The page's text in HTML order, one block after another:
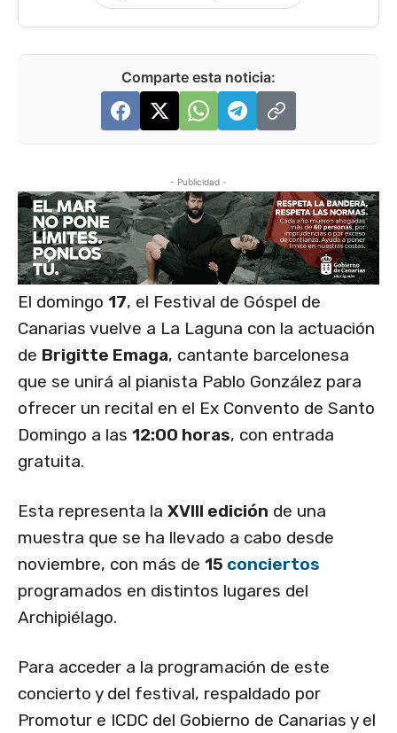
Comparte esta noticia:
- Publicidad -
El domingo 17, el Festival de Góspel de
Canarias vuelve a La Laguna con la actuación
de Brigitte Emaga, cantante barcelonesa
que se unirá al pianista Pablo González para
ofrecer un recital en el Ex Convento de Santo
Domingo a las 12:00 horas, con entrada
gratuita.
Esta representa la XVIII edición de una
muestra que se ha llevado a cabo desde
noviembre, con más de 15 conciertos
programados en distintos lugares del
Archipiélago.
Para acceder a la programación de este
concierto y del festival, respaldado por
Promotur e ICDC del Gobierno de Canarias y el